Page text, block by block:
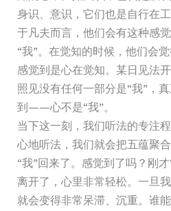
身识、意识，它们也是自行在
于凡夫而言，他们会有这种感
“我”。在觉知的时候，他们会
感觉到是心在觉知。某日见法
照见没有任何一部分是“我”，
到——心不是“我”。
当下这一刻，我们听法的专注
心地听法，我们就会把五蕴聚
“我”回来了。感觉到了吗？刚
离开了，心里非常轻松。一旦
就会变得非常呆滞、沉重。谁